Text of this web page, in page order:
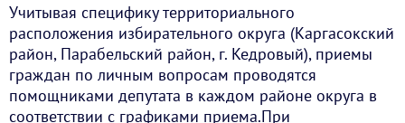
Учитывая специфику территориального
расположения избирательного округа (Каргасокский
район, Парабельский район, г. Кедровый), приемы
граждан по личным вопросам проводятся
помощниками депутата в каждом районе округа в
соответствии с графиками приема.При